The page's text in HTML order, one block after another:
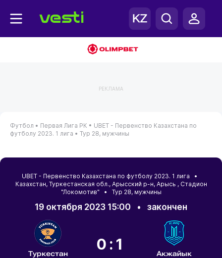
РЕКЛАМА
Футбол • Первая Лига РК • UBET - Первенство Казахстана по
футболу 2023. 1 лига • Тур 28, мужчины
UBET - Первенство Казахстана по футболу 2023. 1 лига •
Казахстан, Туркестанская обл., Арысский р-н, Арысь , Стадион
"Локомотив" • Тур 28, мужчины
19 октября 2023 15:00 • закончен
Туркестан
0:1
Акжайык